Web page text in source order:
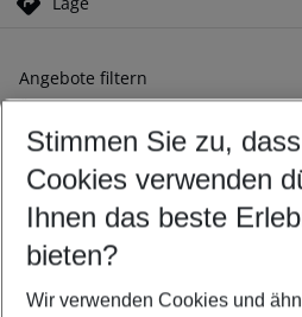
Angebote filtern
Ändern Sie Ihre Kriterien nach
Abflughafen wählen
Beliebiger Abflughafen
Reisezeitraum wählen
09.08.26– 07.08.27 5-8
2 Erwachsene Keine
Stimmen Sie zu,
Cookies verwenden
Ihnen das beste
bieten?
Wir verwenden Cookies und